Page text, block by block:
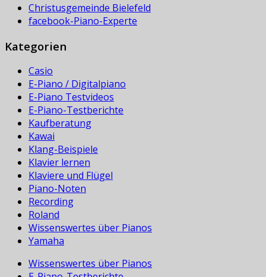
Christusgemeinde Bielefeld
facebook-Piano-Experte
Kategorien
Casio
E-Piano / Digitalpiano
E-Piano Testvideos
E-Piano-Testberichte
Kaufberatung
Kawai
Klang-Beispiele
Klavier lernen
Klaviere und Flügel
Piano-Noten
Recording
Roland
Wissenswertes über Pianos
Yamaha
Wissenswertes über Pianos